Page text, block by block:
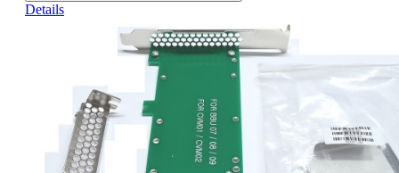
Details